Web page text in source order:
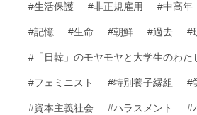
#生活保護 #非正規雇用 #中高年
#記憶 #生命 #朝鮮 #過去 #
#「日韓」のモヤモヤと大学生のわた
#フェミニスト #特別養子縁組 #
#資本主義社会 #ハラスメント #